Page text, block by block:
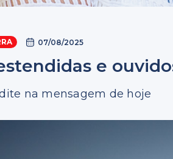
07/08/2025
e
na mensagem de hoje